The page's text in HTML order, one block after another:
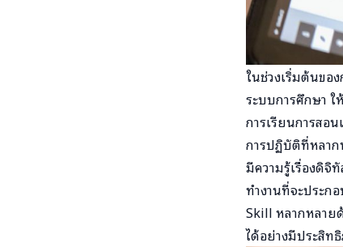
ในช่วงเริ่มต้นขอ
ระบบการศึกษา
การเรียนการสอ
การปฏิบัติที่หลาก
มีความรู้เรื่องดิจิ
ทำงานที่จะประก
Skill หลากหลาย
ได้อย่างมีประสิท